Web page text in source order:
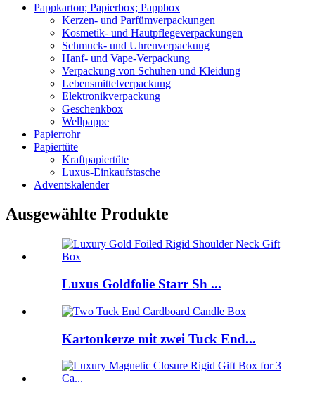
Pappkarton; Papierbox; Pappbox
Kerzen- und Parfümverpackungen
Kosmetik- und Hautpflegeverpackungen
Schmuck- und Uhrenverpackung
Hanf- und Vape-Verpackung
Verpackung von Schuhen und Kleidung
Lebensmittelverpackung
Elektronikverpackung
Geschenkbox
Wellpappe
Papierrohr
Papiertüte
Kraftpapiertüte
Luxus-Einkaufstasche
Adventskalender
Ausgewählte Produkte
Luxus Goldfolie Starr Sh ...
Kartonkerze mit zwei Tuck End...